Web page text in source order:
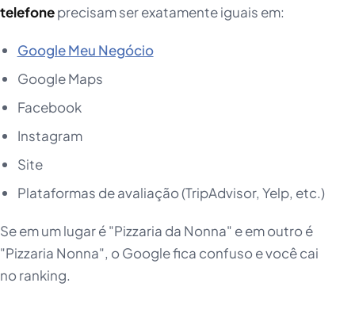
telefoneprecisam ser exatamente iguais em:
Google Meu Negócio
Google Maps
Facebook
Instagram
Site
Plataformas de avaliação (TripAdvisor, Yelp, etc.)
Se em um lugar é "Pizzaria da Nonna" e em outro é
"Pizzaria Nonna", o Google fica confuso e você cai
no ranking.